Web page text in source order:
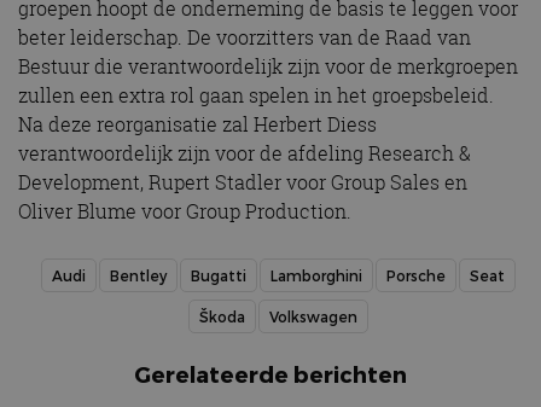
groepen hoopt de onderneming de basis te leggen voor
beter leiderschap. De voorzitters van de Raad van
Bestuur die verantwoordelijk zijn voor de merkgroepen
zullen een extra rol gaan spelen in het groepsbeleid.
Na deze reorganisatie zal Herbert Diess
verantwoordelijk zijn voor de afdeling Research &
Development, Rupert Stadler voor Group Sales en
Oliver Blume voor Group Production.
Audi Bentley Bugatti Lamborghini Porsche Seat
Škoda Volkswagen
Gerelateerde berichten